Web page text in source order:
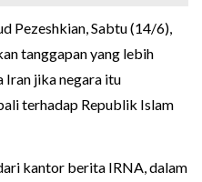
Pezeshkian, Sabtu (14/6),
tanggapan yang lebih
Iran jika negara itu
terhadap Republik Islam
kantor berita IRNA, dalam